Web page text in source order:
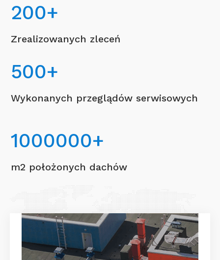
200+
Zrealizowanych zleceń
500+
Wykonanych przeglądów serwisowych
1000000+
m2 położonych dachów